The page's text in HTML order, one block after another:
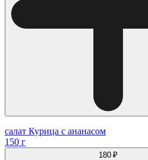
салат Курица с ананасом
150 г
180 ₽